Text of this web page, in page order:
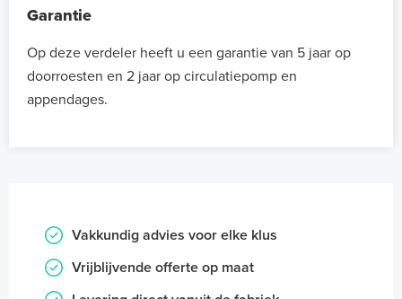
Garantie
Op deze verdeler heeft u een garantie van 5 jaar op
doorroesten en 2 jaar op circulatiepomp en
appendages.
Vakkundig advies voor elke klus
Vrijblijvende offerte op maat